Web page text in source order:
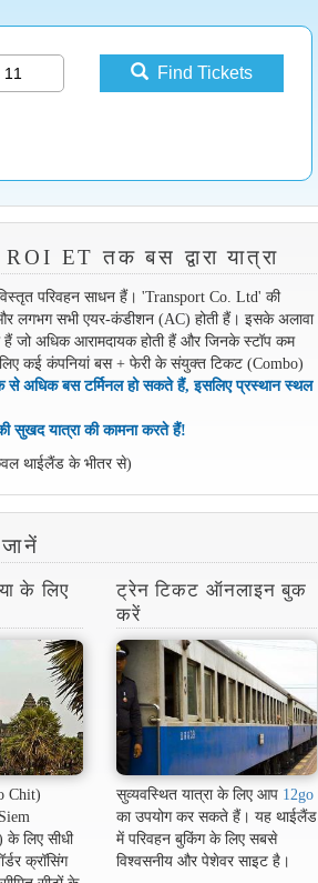
Find Tickets
ET तक बस द्वारा यात्रा
परिवहन साधन हैं। 'Transport Co. Ltd' की
लगभग सभी एयर-कंडीशन (AC) होती हैं। इसके अलावा
जो अधिक आरामदायक होती हैं और जिनके स्टॉप कम
लिए कई कंपनियां बस + फेरी के संयुक्त टिकट (Combo)
से अधिक बस टर्मिनल हो सकते हैं, इसलिए प्रस्थान स्थल
यात्रा की कामना करते हैं!
थाईलैंड के भीतर से)
के लिए
Chit)
के लिए सीधी
क्रॉसिंग
ट्रेन टिकट ऑनलाइन बुक
करें
सुव्यवस्थित यात्रा के लिए आप 12go
का उपयोग कर सकते हैं। यह थाईलैंड
में परिवहन बुकिंग के लिए सबसे
विश्वसनीय और पेशेवर साइट है।